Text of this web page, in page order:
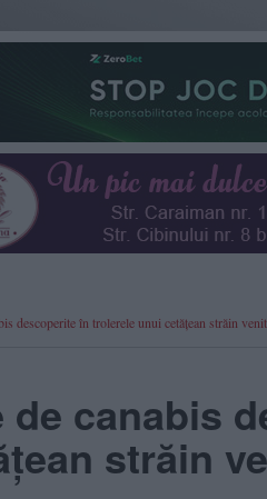
descoperite în trolerele unui cetățean străin
canabis
străin